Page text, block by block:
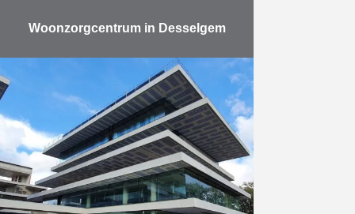
Woonzorgcentrum in Desselgem
Op een boogscheut van het
centrum van Desselgem werd het
woon- en zorghotel Aurélys eind
september voorlopig opgeleverd.
Het gebouw met 92 kamers bevindt
zich …
Meer